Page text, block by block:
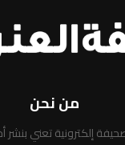
من نحن